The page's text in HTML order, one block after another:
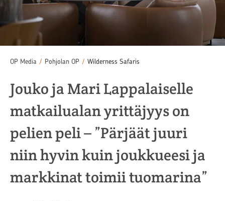
OP Media / Pohjolan OP / Wilderness Safaris
Jouko ja Mari Lappalaiselle
matkailualan yrittäjyys on
pelien peli – ”Pärjäät juuri
niin hyvin kuin joukkueesi ja
markkinat toimii tuomarina”